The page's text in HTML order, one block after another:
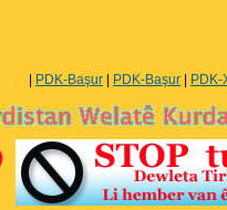
PDK-Başur PDK-Başur